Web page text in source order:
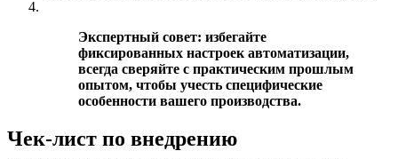
Экспертный совет: избегайте
фиксированных настроек автоматизации,
всегда сверяйте с практическим прошлым
опытом, чтобы учесть специфические
особенности вашего производства.
Чек-лист по внедрению